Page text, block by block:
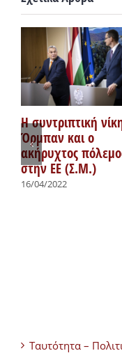
Η συντριπτική
Όρμπαν και ο
ακήρυχτος
στην ΕΕ (Σ.Μ.)
16/04/2022
Ταυτότητα –